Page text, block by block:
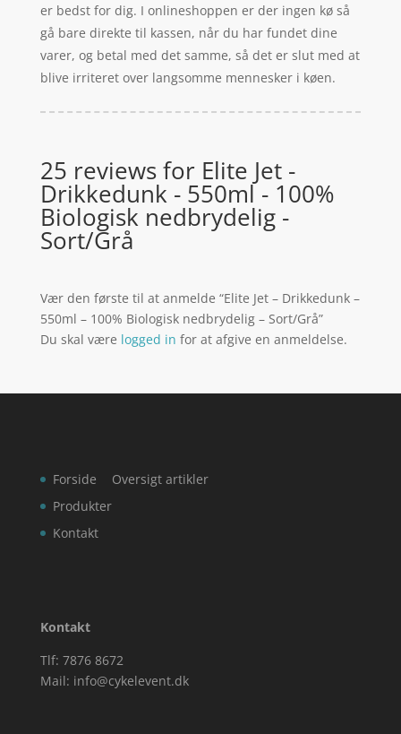
er bedst for dig. I onlineshoppen er der ingen kø så
gå bare direkte til kassen, når du har fundet dine
varer, og betal med det samme, så det er slut med at
blive irriteret over langsomme mennesker i køen.
25 reviews for Elite Jet -
Drikkedunk - 550ml - 100%
Biologisk nedbrydelig -
Sort/Grå
Vær den første til at anmelde “Elite Jet – Drikkedunk –
550ml – 100% Biologisk nedbrydelig – Sort/Grå”
Du skal være logged in for at afgive en anmeldelse.
Forside
Produkter
Kontakt
Oversigt artikler
Kontakt
Tlf: 7876 8672
Mail: info@cykelevent.dk